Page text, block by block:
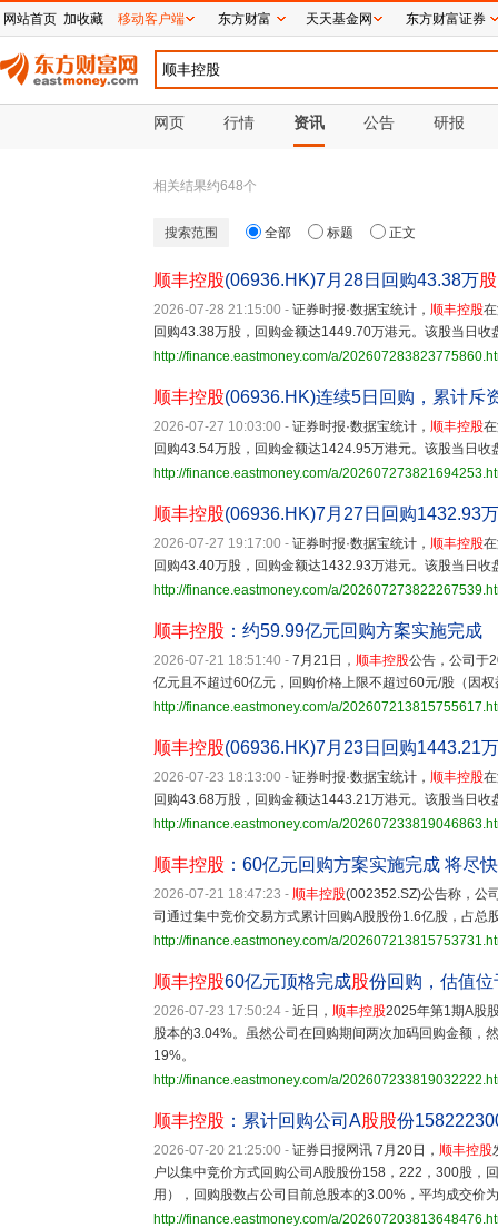
网页 行情 资讯 公告 研报
相关结果约648个
搜索范围 全部 标题 正文
顺丰控股(06936.HK)7月28日回购43.38万股
2026-07-28 21:15:00 - 证券时报·数据宝统计， 顺丰控股
回购43.38万股，回购金额达1449.70万港元。该股当日
http://finance.eastmoney.com/a/
顺丰控股(06936.HK)连续5日回购，累计斥
2026-07-27 10:03:00 - 证券时报·数据宝统计， 顺丰控股
回购43.54万股，回购金额达1424.95万港元。该股当日
http://finance.eastmoney.com/a/
顺丰控股(06936.HK)7月27日回购1432.93
2026-07-27 19:17:00 - 证券时报·数据宝统计， 顺丰控股
回购43.40万股，回购金额达1432.93万港元。该股当日
http://finance.eastmoney.com/a/
顺丰控股 ：约59.99亿元回购方案实施完成
2026-07-21 18:51:40 - 7月21日， 顺丰控股公告，公司于
亿元且不超过60亿元，回购价格上限不超过60元/股（因
http://finance.eastmoney.com/a/
顺丰控股(06936.HK)7月23日回购1443.21
2026-07-23 18:13:00 - 证券时报·数据宝统计， 顺丰控股
回购43.68万股，回购金额达1443.21万港元。该股当日
http://finance.eastmoney.com/a/
顺丰控股 ：60亿元回购方案实施完成 将尽
2026-07-21 18:47:23 - 顺丰控股(002352.SZ)公告称，公
司通过集中竞价交易方式累计回购A股股份1.6亿股，占总
http://finance.eastmoney.com/a/
顺丰控股60亿元顶格完成股份回购，估值
2026-07-23 17:50:24 - 近日， 顺丰控股2025年第1期A股
股本的3.04%。虽然公司在回购期间两次加码回购金额，
19%。
http://finance.eastmoney.com/a/
顺丰控股 ：累计回购公司A股股份
2026-07-20 21:25:00 - 证券日报网讯 7月20日， 顺丰控股
户以集中竞价方式回购公司A股股份158，222，300股，
用），回购股数占公司目前总股本的3.00%，平均成交价
http://finance.eastmoney.com/a/
网站首页 加收藏 移动客户端 东方财富 天天基金网 东方财富证券